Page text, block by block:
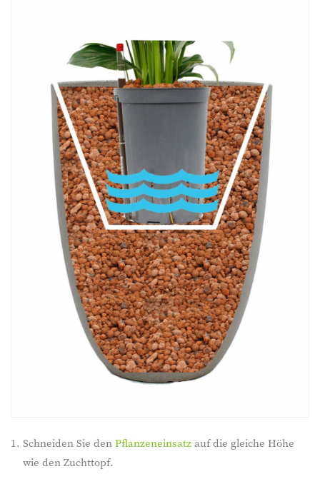
Schneiden Sie denPflanzeneinsatzauf die gleiche Höhe
wie den Zuchttopf.